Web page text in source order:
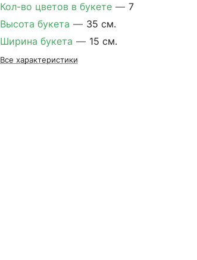
Кол-во цветов в букете — 7
Высота букета — 35 см.
Ширина букета — 15 см.
Все характеристики